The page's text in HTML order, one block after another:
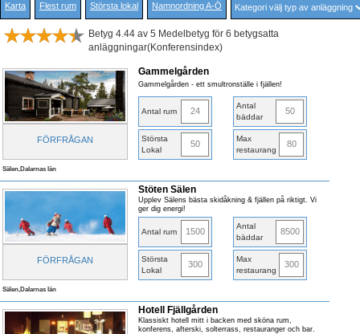
Karta Flest rum Största lokal Namnordning A-Ö
Betyg 4.44 av 5 Medelbetyg för 6 betygsatta
anläggningar(Konferensindex)
FÖRFRÅGAN
Gammelgården
Gammelgården - ett smultronställe i fjällen!
Antal rum 24
Antal
bäddar
50
Största
Lokal
50
Max
restaurang
80
Sälen,Dalarnas län
FÖRFRÅGAN
Stöten Sälen
Upplev Sälens bästa skidåkning & fjällen på riktigt. Vi
ger dig energi!
Antal rum 1500
Antal
bäddar
8500
Största
Lokal
300
Max
restaurang
300
Sälen,Dalarnas län
Hotell Fjällgården
Klassiskt hotell mitt i backen med sköna rum,
konferens, afterski, solterrass, restauranger och bar.